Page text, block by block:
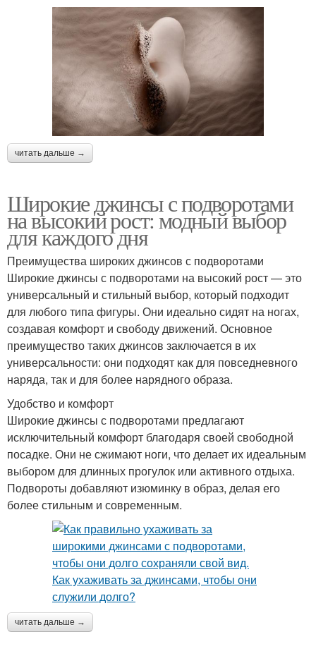
читать дальше →
Широкие джинсы с подворотами
на высокий рост: модный выбор
для каждого дня
Преимущества широких джинсов с подворотами
Широкие джинсы с подворотами на высокий рост — это
универсальный и стильный выбор, который подходит
для любого типа фигуры. Они идеально сидят на ногах,
создавая комфорт и свободу движений. Основное
преимущество таких джинсов заключается в их
универсальности: они подходят как для повседневного
наряда, так и для более нарядного образа.
Удобство и комфорт
Широкие джинсы с подворотами предлагают
исключительный комфорт благодаря своей свободной
посадке. Они не сжимают ноги, что делает их идеальным
выбором для длинных прогулок или активного отдыха.
Подвороты добавляют изюминку в образ, делая его
более стильным и современным.
читать дальше →